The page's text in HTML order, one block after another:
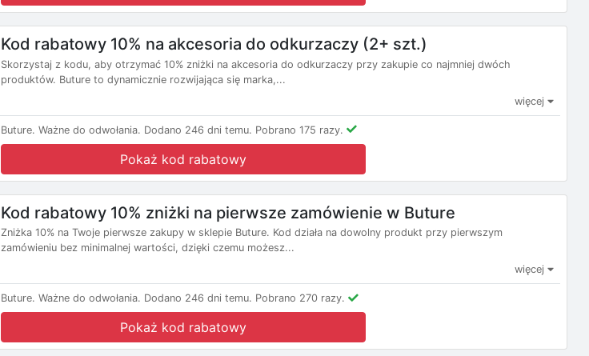
Kod rabatowy 10% na akcesoria do odkurzaczy (2+ szt.)
Skorzystaj z kodu, aby otrzymać 10% zniżki na akcesoria do odkurzaczy przy zakupie co najmniej dwóch
produktów. Buture to dynamicznie rozwijająca się marka,...
więcej
Buture. Ważne do odwołania. Dodano 246 dni temu. Pobrano 175 razy.
Pokaż kod rabatowy
Kod rabatowy 10% zniżki na pierwsze zamówienie w Buture
Zniżka 10% na Twoje pierwsze zakupy w sklepie Buture. Kod działa na dowolny produkt przy pierwszym
zamówieniu bez minimalnej wartości, dzięki czemu możesz...
więcej
Buture. Ważne do odwołania. Dodano 246 dni temu. Pobrano 270 razy.
Pokaż kod rabatowy